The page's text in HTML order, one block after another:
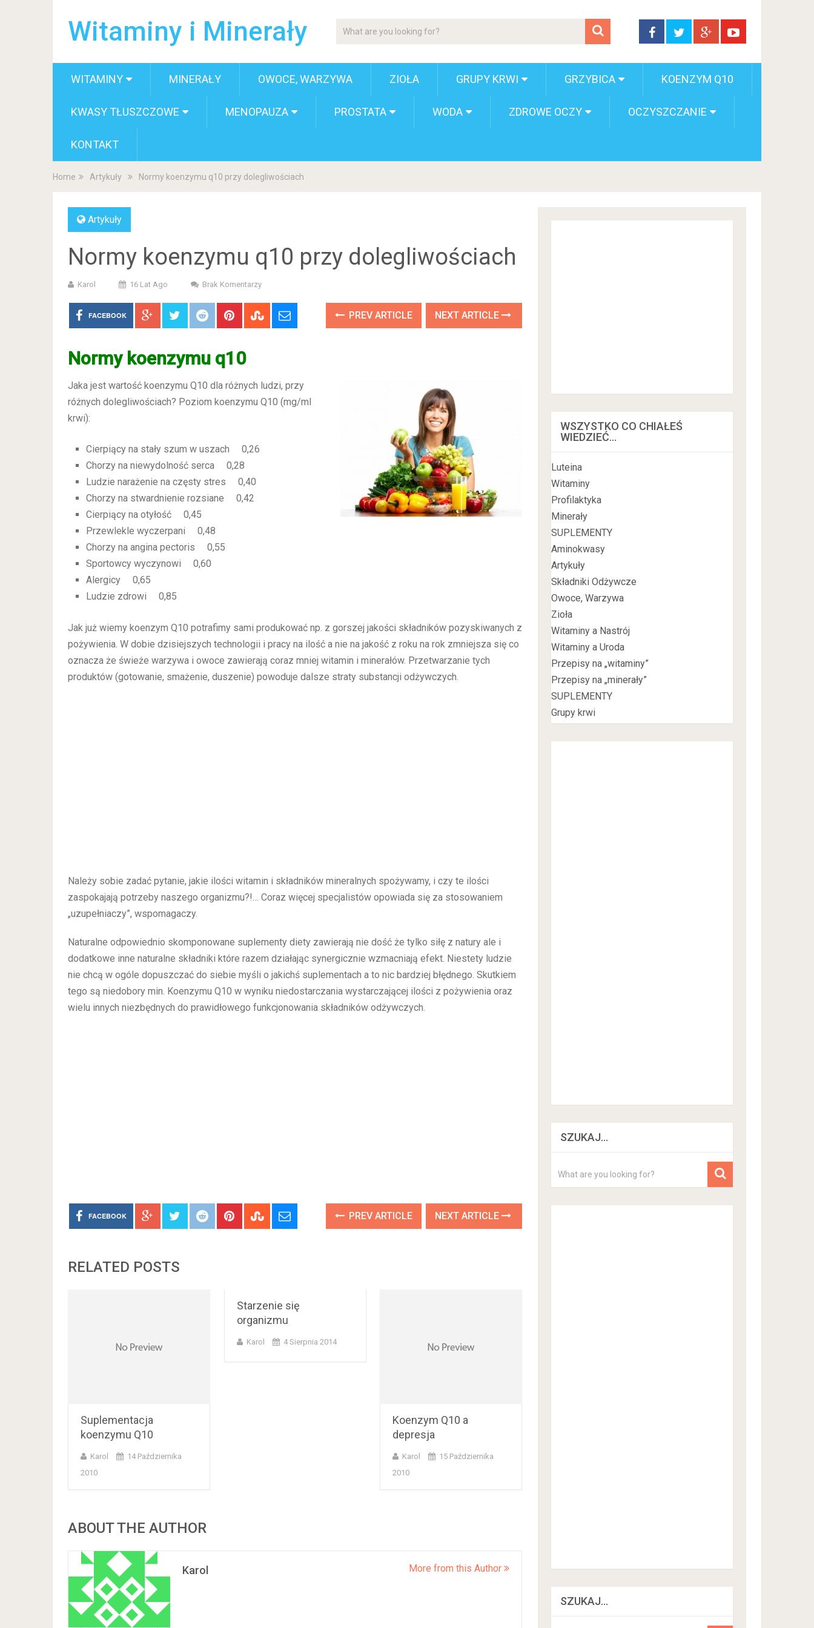
Witaminy i Minerały
WITAMINY MINERAŁY OWOCE, WARZYWA ZIOŁA GRUPY KRWI GRZYBICA KOENZYM Q10
KWASY TŁUSZCZOWE MENOPAUZA PROSTATA WODA ZDROWE OCZY OCZYSZCZANIE
KONTAKT
Home Artykuły Normy koenzymu q10 przy dolegliwościach
Artykuły
Normy koenzymu q10 przy dolegliwościach
Karol 16 Lat Ago Brak Komentarzy
FACEBOOK PREV ARTICLE NEXT ARTICLE
Normy koenzymu q10
Jaka jest wartość koenzymu Q10 dla różnych ludzi, przy
różnych dolegliwościach? Poziom koenzymu Q10 (mg/ml
krwi):
Cierpiący na stały szum w uszach 0,26
Chorzy na niewydolność serca 0,28
Ludzie narażenie na częsty stres 0,40
Chorzy na stwardnienie rozsiane 0,42
Cierpiący na otyłość 0,45
Przewlekle wyczerpani 0,48
Chorzy na angina pectoris 0,55
Sportowcy wyczynowi 0,60
Alergicy 0,65
Ludzie zdrowi 0,85
Jak już wiemy koenzym Q10 potrafimy sami produkować np. z gorszej jakości składników pozyskiwanych z
pożywienia. W dobie dzisiejszych technologii i pracy na ilość a nie na jakość z roku na rok zmniejsza się co
oznacza że świeże warzywa i owoce zawierają coraz mniej witamin i minerałów. Przetwarzanie tych
produktów (gotowanie, smażenie, duszenie) powoduje dalsze straty substancji odżywczych.
Należy sobie zadać pytanie, jakie ilości witamin i składników mineralnych spożywamy, i czy te ilości
zaspokajają potrzeby naszego organizmu?!… Coraz więcej specjalistów opowiada się za stosowaniem
„uzupełniaczy”, wspomagaczy.
Naturalne odpowiednio skomponowane suplementy diety zawierają nie dość że tylko siłę z natury ale i
dodatkowe inne naturalne składniki które razem działając synergicznie wzmacniają efekt. Niestety ludzie
nie chcą w ogóle dopuszczać do siebie myśli o jakichś suplementach a to nic bardziej błędnego. Skutkiem
tego są niedobory min. Koenzymu Q10 w wyniku niedostarczania wystarczającej ilości z pożywienia oraz
wielu innych niezbędnych do prawidłowego funkcjonowania składników odżywczych.
FACEBOOK PREV ARTICLE NEXT ARTICLE
RELATED POSTS
Suplementacja
koenzymu Q10
Karol
14 Października
2010
Starzenie się
organizmu
Karol 4 Sierpnia 2014
Koenzym Q10 a
depresja
Karol
15 Października
2010
ABOUT THE AUTHOR
Karol More from this Author
WSZYSTKO CO CHIAŁEŚ
WIEDZIEĆ…
Luteina
Witaminy
Profilaktyka
Minerały
SUPLEMENTY
Aminokwasy
Artykuły
Składniki Odżywcze
Owoce, Warzywa
Zioła
Witaminy a Nastrój
Witaminy a Uroda
Przepisy na „witaminy”
Przepisy na „minerały”
SUPLEMENTY
Grupy krwi
SZUKAJ…
SZUKAJ…